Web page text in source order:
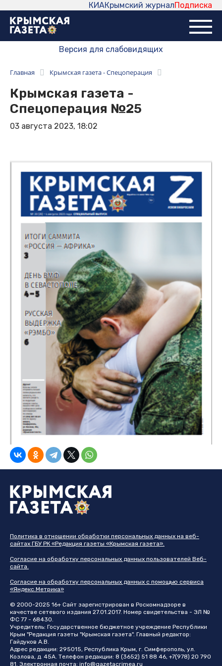
Подписка
Крымский журнал
КИА
Версия для слабовидящих
Главная Крымская газета - Спецоперация
Крымская газета -
Спецоперация №25
03 августа 2023, 18:02
Политика в отношении обработки персональных данных на веб-
сайтах ГБУ РК «Редакция газеты «Крымская газета».
Согласие на обработку персональных данных пользователей Веб-
сайта.
Согласие на обработку персональных данных с помощью сервиса
«Яндекс.Метрика»
© 2000-2025 16+ Сайт зарегистрирован в Роскомнадзоре в
качестве сетевого издания 27.01.2017. Номер свидетельства - ЭЛ №
ФС 77 - 68430.
Учредитель: Государственное бюджетное учреждение Республики
Крым "Редакция газеты "Крымская газета". Главный редактор:
Гайдуков А.В.
Адрес редакции: 295015, Республика Крым, г. Симферополь, ул.
Козлова, д. 45А. Телефон редакции: 8 (3652) 51 88 46, +7(978) 20 790
81. Электронная почта: info@gazetacrimea.ru